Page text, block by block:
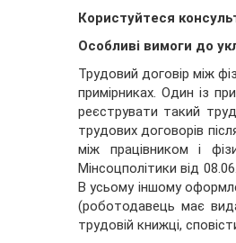
Користуйтеся
Особливі вимоги до
Трудовий договір між
примірниках. Один із
реєструвати такий
трудових договорів
між працівником і
Мінсоцполітики від
В усьому іншому
(роботодавець має
трудовій книжці,